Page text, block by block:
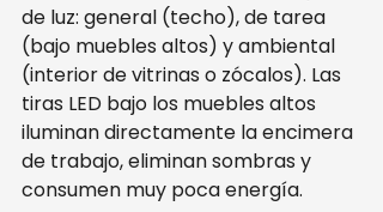
de luz: general (techo), de tarea
(bajo muebles altos) y ambiental
(interior de vitrinas o zócalos). Las
tiras LED bajo los muebles altos
iluminan directamente la encimera
de trabajo, eliminan sombras y
consumen muy poca energía.